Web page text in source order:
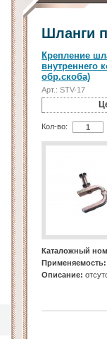
Шланги
Крепление
внутреннего
обр.скоба)
Арт.: STV-17
Кол-во:
Каталожный
Применяемость:
Описание: